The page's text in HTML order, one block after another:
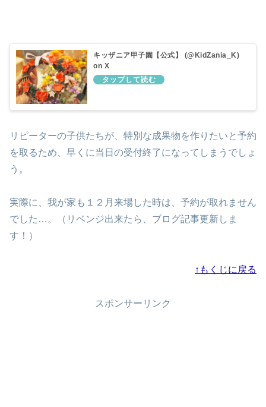
キッザニア甲子園【公式】 (@KidZania_K)
on X
リピーターの子供たちが、特別な成果物を作りたいと予約
を取るため、早くに当日の受付終了になってしまうでしょ
う。
実際に、我が家も１２月来場した時は、予約が取れません
でした…。（リベンジ出来たら、ブログ記事更新しま
す！）
↑もくじに戻る
スポンサーリンク